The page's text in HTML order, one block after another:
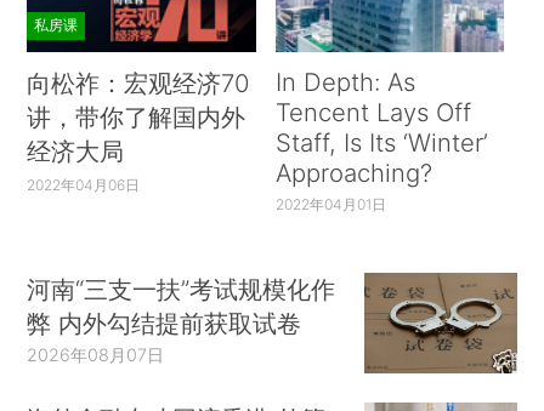
私房课
向松祚：宏观经济70
讲，带你了解国内外
经济大局
2022年04月06日
In Depth: As
Tencent Lays Off
Staff, Is Its ‘Winter’
Approaching?
2022年04月01日
河南“三支一扶”考试规模化作
弊 内外勾结提前获取试卷
2026年08月07日